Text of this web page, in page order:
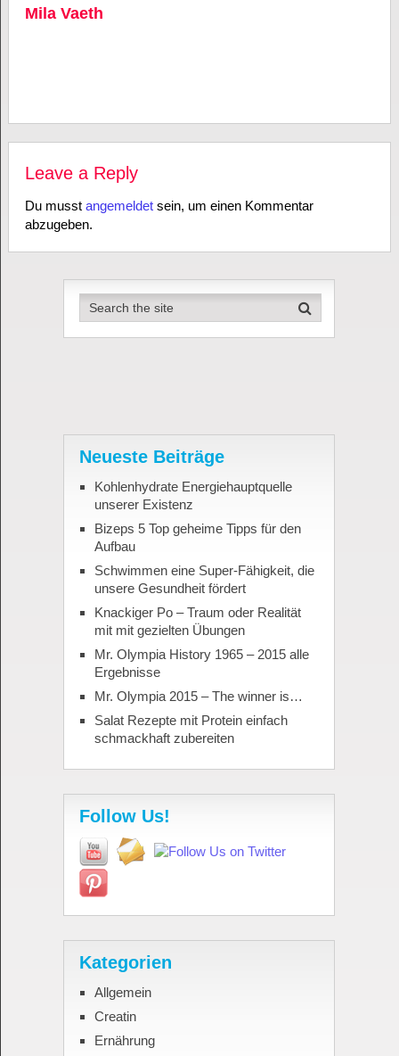
Mila Vaeth
Leave a Reply
Du musst angemeldetsein, um einen Kommentar
abzugeben.
Neueste Beiträge
Kohlenhydrate Energiehauptquelle
unserer Existenz
Bizeps 5 Top geheime Tipps für den
Aufbau
Schwimmen eine Super-Fähigkeit, die
unsere Gesundheit fördert
Knackiger Po – Traum oder Realität
mit mit gezielten Übungen
Mr. Olympia History 1965 – 2015 alle
Ergebnisse
Mr. Olympia 2015 – The winner is…
Salat Rezepte mit Protein einfach
schmackhaft zubereiten
Follow Us!
Kategorien
Allgemein
Creatin
Ernährung